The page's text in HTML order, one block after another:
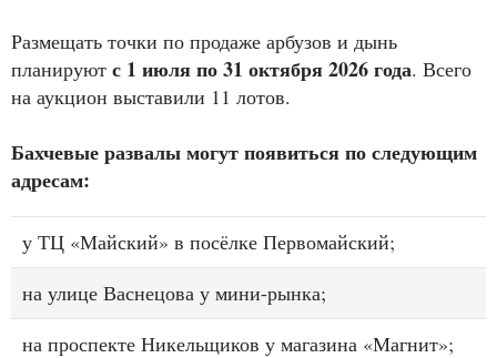
Размещать точки по продаже арбузов и дынь
планируют с 1 июля по 31 октября 2026 года. Всего
на аукцион выставили 11 лотов.
Бахчевые развалы могут появиться по следующим
адресам:
у ТЦ «Майский» в посёлке Первомайский;
на улице Васнецова у мини-рынка;
на проспекте Никельщиков у магазина «Магнит»;